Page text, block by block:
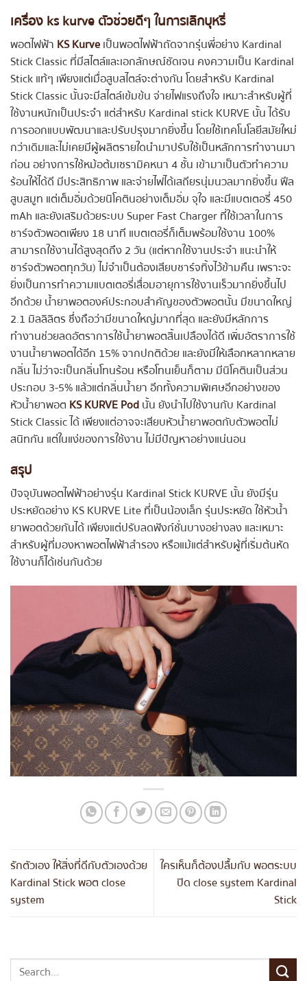
เครื่อง ks kurve ตัวช่วยดีๆ ในการเลิกบุหรี่
พอตไฟฟ้า KS Kurveเป็นพอตไฟฟ้าถัดจากรุ่นพี่อย่าง Kardinal
Stick Classic ที่มีสไตล์และเอกลักษณ์ชัดเจน คงความเป็น Kardinal
Stick แท้ๆ เพียงแต่เมื่อสูบสไตล์จะต่างกัน โดยสำหรับ Kardinal
Stick Classic นั้นจะมีสไตล์เข้มข้น จ่ายไฟแรงถึงใจ เหมาะสำหรับผู้ที่
ใช้งานหนักเป็นประจำ แต่สำหรับ Kardinal stick KURVE นั้น ได้รับ
การออกแบบพัฒนาและปรับปรุงมากยิ่งขึ้น โดยใช้เทคโนโลยีสมัยใหม่
กว่าเดิมและไม่เคยมีผู้ผลิตรายใดนำมาปรับใช้เป็นหลักการทำงานมา
ก่อน อย่างการใช้หม้อต้มเซรามิคหนา 4 ชั้น เข้ามาเป็นตัวทำความ
ร้อนให้ได้ดี มีประสิทธิภาพ และจ่ายไฟได้เสถียรนุ่มนวลมากยิ่งขึ้น ฟีล
สูบสมูท แต่เต็มอิ่มด้วยนิโคตินอย่างเต็มอิ่ม จุใจ และมีแบตเตอรี่ 450
mAh และยังเสริมด้วยระบบ Super Fast Charger ที่ใช้เวลาในการ
ชาร์จตัวพอตเพียง 18 นาที แบตเตอรี่ก็เต็มพร้อมใช้งาน 100%
สามารถใช้งานได้สูงสุดถึง 2 วัน (แต่หากใช้งานประจำ แนะนำให้
ชาร์จตัวพอตทุกวัน) ไม่จำเป็นต้องเสียบชาร์จทิ้งไว้ข้ามคืน เพราะจะ
ยิ่งเป็นการทำความแบตเตอรี่เสื่อมอายุการใช้งานเร็วมากยิ่งขึ้นไป
อีกด้วย น้ำยาพอตองค์ประกอบสำคัญของตัวพอตนั้น มีขนาดใหญ่
2.1 มิลลิลิตร ซึ่งถือว่ามีขนาดใหญ่มากที่สุด และยังมีหลักการ
ทำงานช่วยลดอัตราการใช้น้ำยาพอตสิ้นเปลืองได้ดี เพิ่มอัตราการใช้
งานน้ำยาพอตได้อีก 15% จากปกติด้วย และยังมีให้เลือกหลากหลาย
กลิ่น ไม่ว่าจะเป็นกลิ่นโทนร้อน หรือโทนเย็นก็ตาม มีนิโคตินเป็นส่วน
ประกอบ 3-5% แล้วแต่กลิ่นน้ำยา อีกทั้งความพิเศษอีกอย่างของ
หัวน้ำยาพอต KS KURVE Podนั้น ยังนำไปใช้งานกับ Kardinal
Stick Classic ได้ เพียงแต่อาจจะเสียบหัวน้ำยาพอตกับตัวพอตไม่
สนิทกัน แต่ในแง่ของการใช้งาน ไม่มีปัญหาอย่างแน่นอน
สรุป
ปัจจุบันพอตไฟฟ้าอย่างรุ่น Kardinal Stick KURVE นั้น ยังมีรุ่น
ประหยัดอย่าง KS KURVE Lite ที่เป็นน้องเล็ก รุ่นประหยัด ใช้หัวน้ำ
ยาพอตด้วยกันได้ เพียงแต่ปรับลดฟังก์ชั่นบางอย่างลง และเหมาะ
สำหรับผู้ที่มองหาพอตไฟฟ้าสำรอง หรือแม้แต่สำหรับผู้ที่เริ่มต้นหัด
ใช้งานก็ได้เช่นกันด้วย
รักตัวเอง ให้สิ่งที่ดีกับตัวเองด้วย
Kardinal Stick พอต close
system
ใครเห็นก็ต้องปลื้มกับ พอตระบบ
ปิด close system Kardinal
Stick